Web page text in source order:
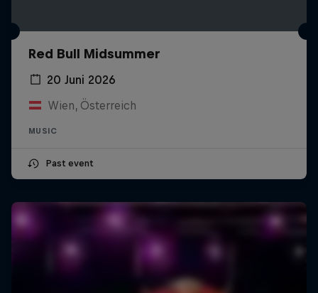
Red Bull Midsummer
20 Juni 2026
Wien, Österreich
MUSIC
Past event